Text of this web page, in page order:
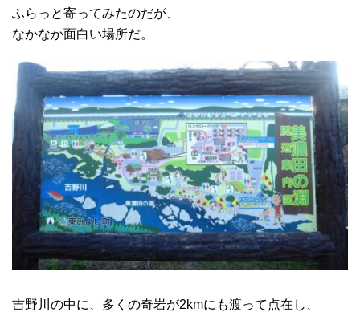
ふらっと寄ってみたのだが、
なかなか面白い場所だ。
吉野川の中に、多くの奇岩が2kmにも渡って点在し、